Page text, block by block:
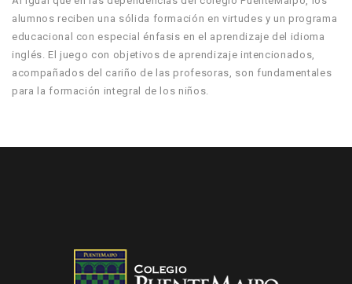
alumnos reciben una sólida formación en virtudes y un programa
educacional con especial énfasis en el aprendizaje del idioma
inglés. El juego con objetivos de aprendizaje intencionados,
acompañados del cariño de las profesoras, son fundamentales
para la formación integral de los niños.